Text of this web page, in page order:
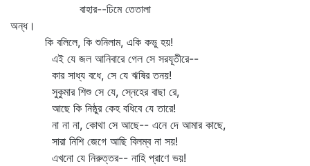
বাহার--ঢিমে তেতালা
অন্ধ।
কি বলিলে, কি শুনিলাম, একি কভু হয়!
এই যে জল আনিবারে গেল সে সরযূতীরে--
কার সাধ্য বধে, সে যে ঋষির তনয়!
সুকুমার শিশু সে যে, স্নেহের বাছা রে,
আছে কি নিষ্ঠুর কেহ বধিবে যে তারে!
না না না, কোথা সে আছে-- এনে দে আমার কাছে,
সারা নিশি জেগে আছি বিলম্ব না সয়!
এখনো যে নিরুত্তর-- নাহি প্রাণে ভয়!